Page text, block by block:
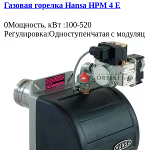
Газовая горелка Hansa HPM 4 E
0Мощность, кВт :100-520
Регулировка:Одноступенчатая с